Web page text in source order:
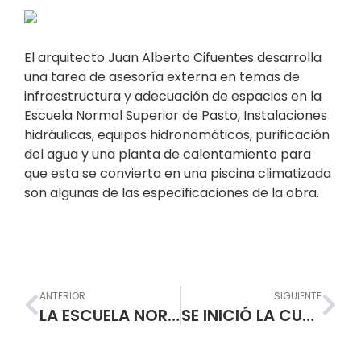
El arquitecto Juan Alberto Cifuentes desarrolla
una tarea de asesoría externa en temas de
infraestructura y adecuación de espacios en la
Escuela Normal Superior de Pasto, Instalaciones
hidráulicas, equipos hidronomáticos, purificación
del agua y una planta de calentamiento para
que esta se convierta en una piscina climatizada
son algunas de las especificaciones de la obra.
Prev
ANTERIOR
LA ESCUELA NORMAL SUPERIOR DE PASTO RECIBIÓ A SUS 3.839 ESTUDIANTES EN EL PRIMER DÍA DE CLASES DEL AÑO 2016
SIGUIENTE
SE INICIÓ LA CUARESMA